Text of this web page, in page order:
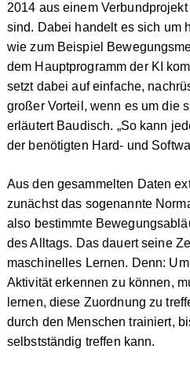
2014 aus einem
sind. Dabei handelt es sich um
wie zum Beispiel
dem Hauptprogramm der KI
setzt dabei auf einfache,
großer Vorteil, wenn es um die
erläutert Baudisch. „So kann
der benötigten Hard- und
Aus den gesammelten Daten
zunächst das sogenannte
also bestimmte
des Alltags. Das dauert seine
maschinelles Lernen. Denn:
Aktivität erkennen zu können,
lernen, diese Zuordnung zu
durch den Menschen trainiert,
selbstständig treffen kann.